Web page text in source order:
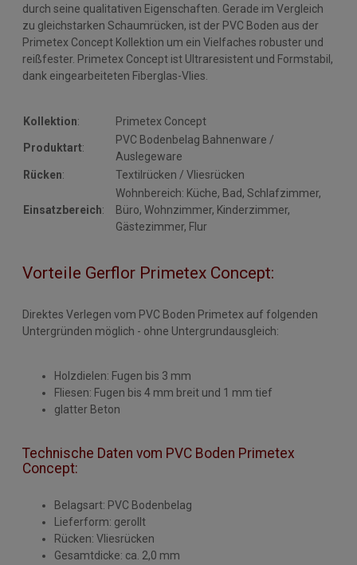
durch seine qualitativen Eigenschaften. Gerade im Vergleich
zu gleichstarken Schaumrücken, ist der PVC Boden aus der
Primetex Concept Kollektion um ein Vielfaches robuster und
reißfester. Primetex Concept ist Ultraresistent und Formstabil,
dank eingearbeiteten Fiberglas-Vlies.
Kollektion: Primetex Concept
Produktart:
PVC Bodenbelag Bahnenware /
Auslegeware
Rücken: Textilrücken / Vliesrücken
Einsatzbereich:
Wohnbereich: Küche, Bad, Schlafzimmer,
Büro, Wohnzimmer, Kinderzimmer,
Gästezimmer, Flur
Vorteile Gerflor Primetex Concept:
Direktes Verlegen vom PVC Boden Primetex auf folgenden
Untergründen möglich - ohne Untergrundausgleich:
Holzdielen: Fugen bis 3 mm
Fliesen: Fugen bis 4 mm breit und 1 mm tief
glatter Beton
Technische Daten vom PVC Boden Primetex
Concept:
Belagsart: PVC Bodenbelag
Lieferform: gerollt
Rücken: Vliesrücken
Gesamtdicke: ca. 2,0 mm